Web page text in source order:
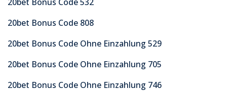
20bet Bonus Code 808
20bet Bonus Code Ohne Einzahlung 529
20bet Bonus Code Ohne Einzahlung 705
20bet Bonus Code Ohne Einzahlung 746